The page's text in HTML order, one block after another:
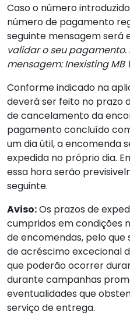
Caso o número
número de pagamento
seguinte mensagem será
validar o seu
mensagem: Inexisting MB
Conforme indicado na
deverá ser feito no prazo
de cancelamento da
pagamento concluído
um dia útil, a encomenda
expedida no próprio dia.
essa hora serão
seguinte.
Aviso:Os prazos de
cumpridos em condições
de encomendas, pelo que
de acréscimo excecional
que poderão ocorrer
durante campanhas
eventualidades que
serviço de entrega.